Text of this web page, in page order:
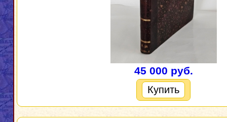
45 000 руб.
Купить